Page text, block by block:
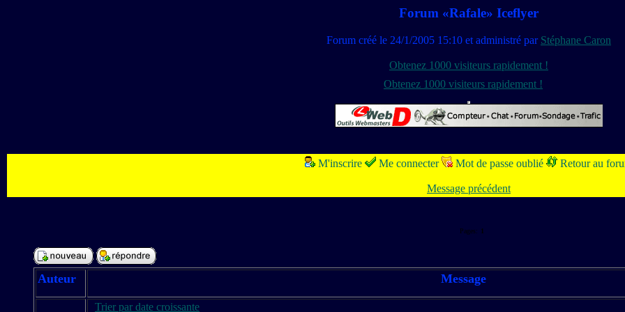
Forum «Rafale» Iceflyer
Forum créé le 24/1/2005 15:10 et administré par Stéphane Caron
Obtenez 1000 visiteurs rapidement !
Obtenez 1000 visiteurs rapidement !
M'inscrire Me connecter Mot de passe oublié Retour au
Message précédent
Pages: 1
Auteur Message
Trier par date croissante